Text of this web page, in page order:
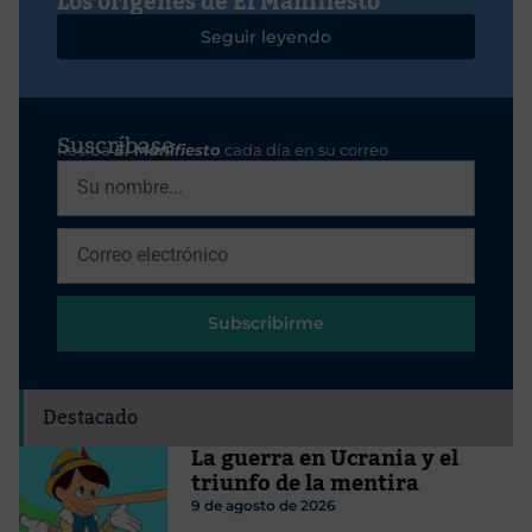
Seguir leyendo
Suscríbase
RecibaEl Manifiesto cada día en su correo
Subscribirme
Destacado
La guerra en Ucrania y el
triunfo de la mentira
9 de agosto de 2026